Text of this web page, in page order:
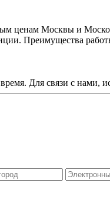
ценам Москвы и
Преимущества
Для связи с нами,